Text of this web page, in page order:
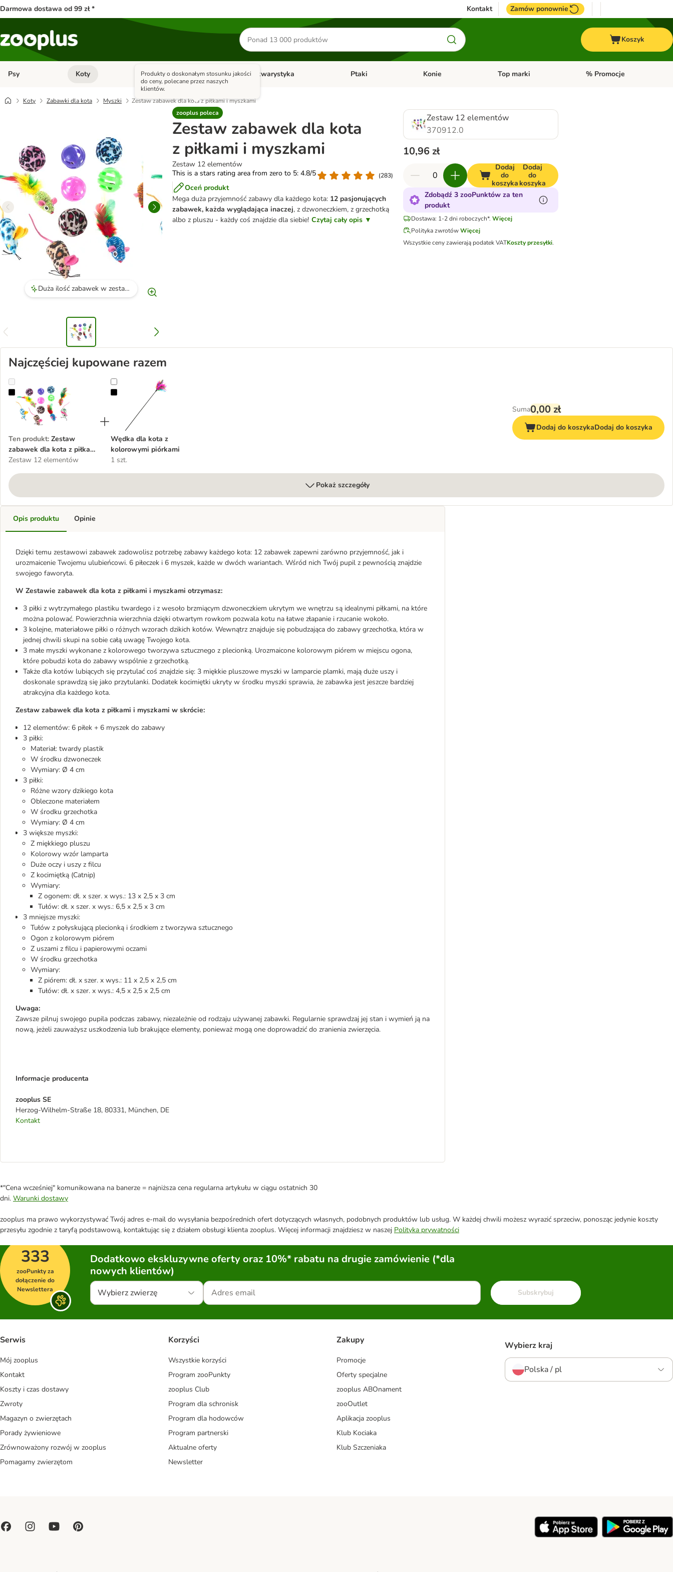
Darmowa dostawa od 99 zł * Kontakt Zamów ponownie
Szukaj
produktów
Koszyk
Psy Otwórz menu kategorii: Psy
Koty Otwórz menu kategorii: Koty
Małe zwierzęta Otwórz menu kategorii: Małe zwierzęta
Akwarystyka Otwórz menu kategorii: Akwarystyka
Ptaki Otwórz menu kategorii: Ptaki
Konie Otwórz menu kategorii: Konie
Top marki Otwórz menu kategorii: Top
% Promocje
Koty Zabawki dla kota Myszki
Zestaw zabawek dla kota z piłkami i myszkami
zooplus poleca
Produkty o doskonałym stosunku jakości
do ceny, polecane przez naszych
klientów.
Zestaw zabawek dla kota
z piłkami i myszkami
Zestaw 12 elementów
This is a stars rating area from zero to 5: 4.8/5
(283)
Oceń produkt
Mega duża przyjemność zabawy dla każdego kota: 12 pasjonujących
zabawek, każda wyglądająca inaczej, z dzwoneczkiem, z grzechotką
albo z pluszu - każdy coś znajdzie dla siebie! Czytaj cały opis ▼
Duża ilość zabawek w zestawie.
Zestaw 12 elementów
370912.0
10,96 zł
Dodaj
do
koszyka
Dodaj
do
koszyka
Zdobądź 3 zooPunktów za ten
produkt
Dostawa: 1-2 dni roboczych*. Więcej
Polityka zwrotów Więcej
Wszystkie ceny zawierają podatek VATKoszty przesyłki.
Najczęściej kupowane razem
Zestaw zabawek dla kota z piłkami i myszkami
Ten produkt: Zestaw
zabawek dla kota z piłkami
i myszkami
Zestaw 12 elementów
Wędka dla kota z kolorowymi piórkami
Wędka dla kota z
kolorowymi piórkami
1 szt.
Suma0,00 zł
Dodaj do koszykaDodaj do koszyka
Pokaż szczegóły
Opis produktu
Dzięki temu zestawowi zabawek zadowolisz potrzebę zabawy każdego kota: 12 zabawek zapewni zarówno przyjemność, jak i
urozmaicenie Twojemu ulubieńcowi. 6 piłeczek i 6 myszek, każde w dwóch wariantach. Wśród nich Twój pupil z pewnością znajdzie
swojego faworyta.
W Zestawie zabawek dla kota z piłkami i myszkami otrzymasz:
3 piłki z wytrzymałego plastiku twardego i z wesoło brzmiącym dzwoneczkiem ukrytym we wnętrzu są idealnymi piłkami, na które
można polować. Powierzchnia wierzchnia dzięki otwartym rowkom pozwala kotu na łatwe złapanie i rzucanie wokoło.
3 kolejne, materiałowe piłki o różnych wzorach dzikich kotów. Wewnątrz znajduje się pobudzająca do zabawy grzechotka, która w
jednej chwili skupi na sobie całą uwagę Twojego kota.
3 małe myszki wykonane z kolorowego tworzywa sztucznego z plecionką. Urozmaicone kolorowym piórem w miejscu ogona,
które pobudzi kota do zabawy wspólnie z grzechotką.
Także dla kotów lubiących się przytulać coś znajdzie się: 3 miękkie pluszowe myszki w lamparcie plamki, mają duże uszy i
doskonale sprawdzą się jako przytulanki. Dodatek kocimiętki ukryty w środku myszki sprawia, że zabawka jest jeszcze bardziej
atrakcyjna dla każdego kota.
Zestaw zabawek dla kota z piłkami i myszkami w skrócie:
12 elementów: 6 piłek + 6 myszek do zabawy
3 piłki:
Materiał: twardy plastik
W środku dzwoneczek
Wymiary: Ø 4 cm
3 piłki:
Różne wzory dzikiego kota
Obleczone materiałem
W środku grzechotka
Wymiary: Ø 4 cm
3 większe myszki:
Z miękkiego pluszu
Kolorowy wzór lamparta
Duże oczy i uszy z filcu
Z kocimiętką (Catnip)
Wymiary:
Z ogonem: dł. x szer. x wys.: 13 x 2,5 x 3 cm
Tułów: dł. x szer. x wys.: 6,5 x 2,5 x 3 cm
3 mniejsze myszki:
Tułów z połyskującą plecionką i środkiem z tworzywa sztucznego
Ogon z kolorowym piórem
Z uszami z filcu i papierowymi oczami
W środku grzechotka
Wymiary:
Z piórem: dł. x szer. x wys.: 11 x 2,5 x 2,5 cm
Tułów: dł. x szer. x wys.: 4,5 x 2,5 x 2,5 cm
Uwaga:
Zawsze pilnuj swojego pupila podczas zabawy, niezależnie od rodzaju używanej zabawki. Regularnie sprawdzaj jej stan i wymień ją na
nową, jeżeli zauważysz uszkodzenia lub brakujące elementy, ponieważ mogą one doprowadzić do zranienia zwierzęcia.
Informacje producenta
zooplus SE
Herzog-Wilhelm-Straße 18, 80331, München, DE
Kontakt
Opinie
*"Cena wcześniej" komunikowana na banerze = najniższa cena regularna artykułu w ciągu ostatnich 30
dni. Warunki dostawy
zooplus ma prawo wykorzystywać Twój adres e-mail do wysyłania bezpośrednich ofert dotyczących własnych, podobnych produktów lub usług. W każdej chwili możesz wyrazić sprzeciw, ponosząc jedynie koszty
przesyłu zgodnie z taryfą podstawową, kontaktując się z działem obsługi klienta zooplus. Więcej informacji znajdziesz w naszej Polityka prywatności
333
zooPunkty za
dołączenie do
Newslettera
Dodatkowo ekskluzywne oferty oraz 10%* rabatu na drugie zamówienie (*dla
nowych klientów)
Wybierz zwierzę Subskrybuj
Serwis
Mój zooplus
Kontakt
Koszty i czas dostawy
Zwroty
Magazyn o zwierzętach
Porady żywieniowe
Zrównoważony rozwój w zooplus
Pomagamy zwierzętom
Korzyści
Wszystkie korzyści
Program zooPunkty
zooplus Club
Program dla schronisk
Program dla hodowców
Program partnerski
Aktualne oferty
Newsletter
Zakupy
Promocje
Oferty specjalne
zooplus ABOnament
zooOutlet
Aplikacja zooplus
Klub Kociaka
Klub Szczeniaka
Wybierz kraj
Polska / pl